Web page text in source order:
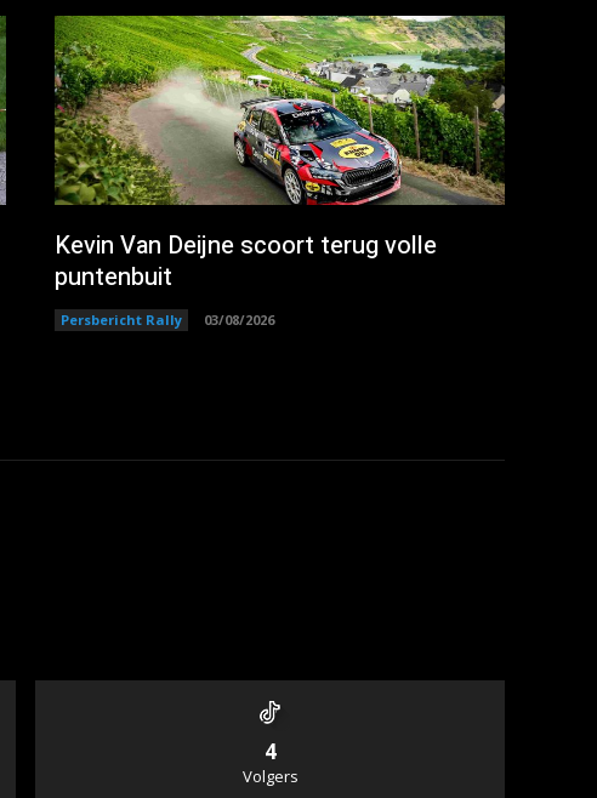
Kevin Van Deijne scoort terug volle
puntenbuit
Persbericht Rally 03/08/2026
4
Volgers